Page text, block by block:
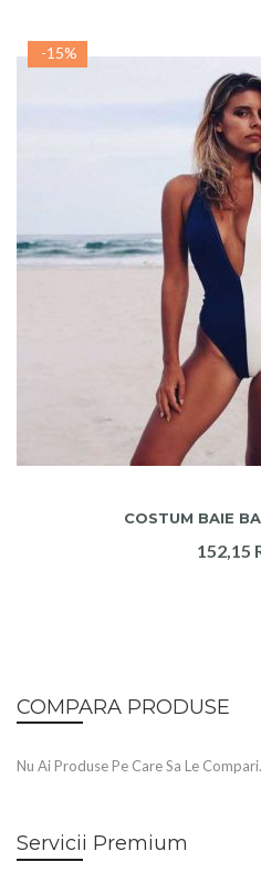
-15%
COSTUM BAIE
152,15
COMPARA PRODUSE
Nu Ai Produse Pe Care Sa Le Compari.
Servicii Premium